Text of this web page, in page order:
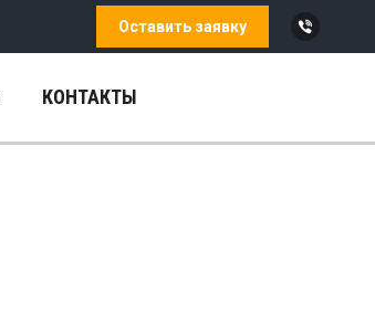
Оставить заявку
КОНТАКТЫ